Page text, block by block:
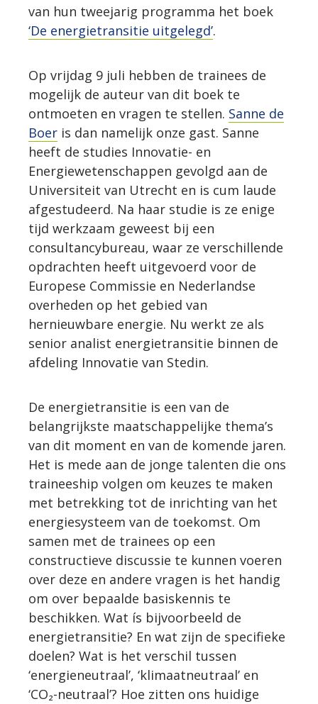
van hun tweejarig programma het boek
‘De energietransitie uitgelegd’.
Op vrijdag 9 juli hebben de trainees de
mogelijk de auteur van dit boek te
ontmoeten en vragen te stellen. Sanne de
Boeris dan namelijk onze gast. Sanne
heeft de studies Innovatie- en
Energiewetenschappen gevolgd aan de
Universiteit van Utrecht en is cum laude
afgestudeerd. Na haar studie is ze enige
tijd werkzaam geweest bij een
consultancybureau, waar ze verschillende
opdrachten heeft uitgevoerd voor de
Europese Commissie en Nederlandse
overheden op het gebied van
hernieuwbare energie. Nu werkt ze als
senior analist energietransitie binnen de
afdeling Innovatie van Stedin.
De energietransitie is een van de
belangrijkste maatschappelijke thema’s
van dit moment en van de komende jaren.
Het is mede aan de jonge talenten die ons
traineeship volgen om keuzes te maken
met betrekking tot de inrichting van het
energiesysteem van de toekomst. Om
samen met de trainees op een
constructieve discussie te kunnen voeren
over deze en andere vragen is het handig
om over bepaalde basiskennis te
beschikken. Wat ís bijvoorbeeld de
energietransitie? En wat zijn de specifieke
doelen? Wat is het verschil tussen
‘energieneutraal’, ‘klimaatneutraal’ en
‘CO₂-neutraal’? Hoe zitten ons huidige